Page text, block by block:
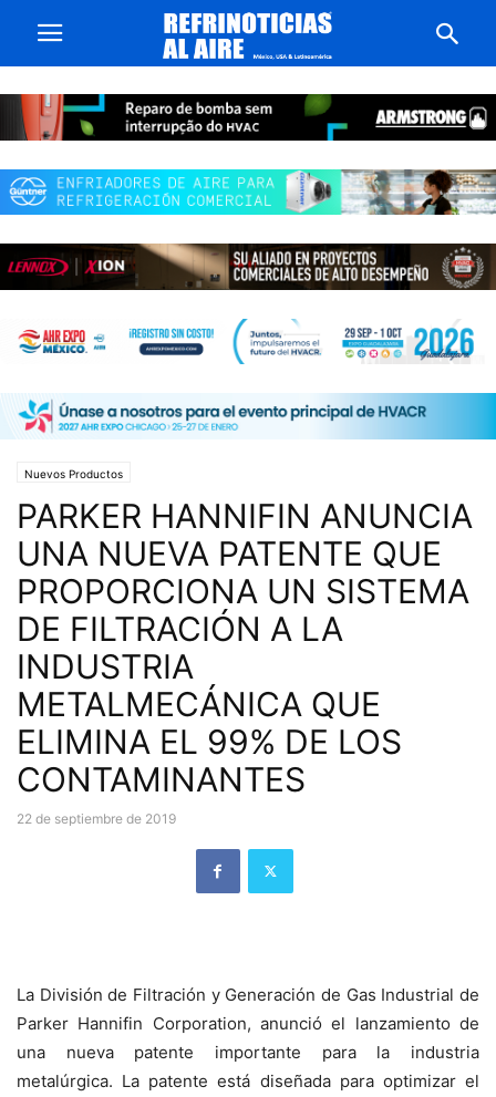
Nuevos Productos
PARKER HANNIFIN ANUNCIA
UNA NUEVA PATENTE QUE
PROPORCIONA UN SISTEMA
DE FILTRACIÓN A LA
INDUSTRIA
METALMECÁNICA QUE
ELIMINA EL 99% DE LOS
CONTAMINANTES
22 de septiembre de 2019
La División de Filtración y Generación de Gas Industrial de
Parker Hannifin Corporation, anunció el lanzamiento de
una nueva patente importante para la industria
metalúrgica. La patente está diseñada para optimizar el